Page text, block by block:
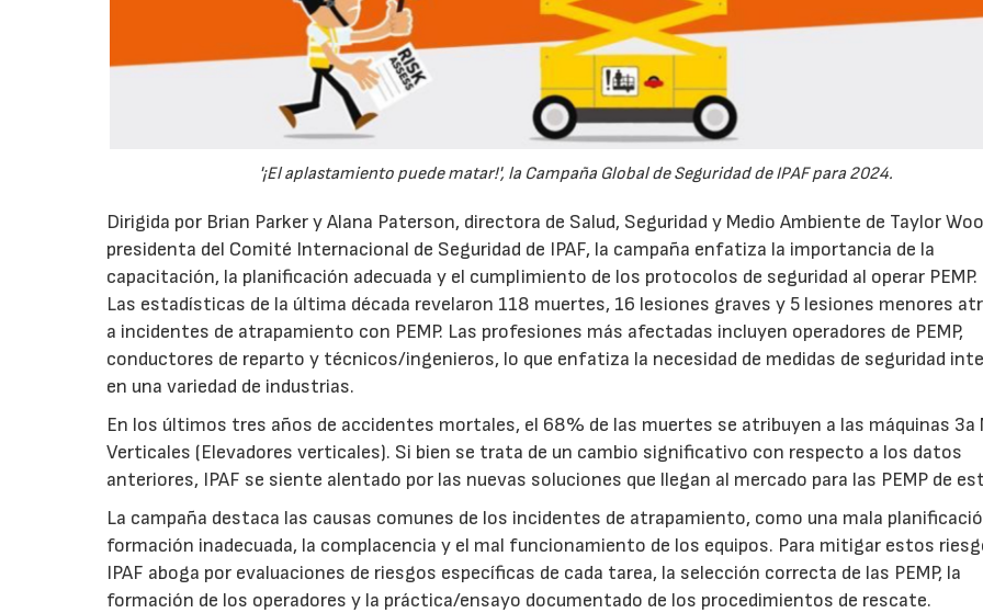
'¡El aplastamiento puede matar!', la Campaña Global de Seguridad de IPAF para 2024.
Dirigida por Brian Parker y Alana Paterson, directora de Salud, Seguridad y Medio Ambiente de Taylor
presidenta del Comité Internacional de Seguridad de IPAF, la campaña enfatiza la importancia de la
capacitación, la planificación adecuada y el cumplimiento de los protocolos de seguridad al operar PEMP.
Las estadísticas de la última década revelaron 118 muertes, 16 lesiones graves y 5 lesiones menores
a incidentes de atrapamiento con PEMP. Las profesiones más afectadas incluyen operadores de PEMP,
conductores de reparto y técnicos/ingenieros, lo que enfatiza la necesidad de medidas de seguridad
en una variedad de industrias.
En los últimos tres años de accidentes mortales, el 68% de las muertes se atribuyen a las máquinas 3a
Verticales (Elevadores verticales). Si bien se trata de un cambio significativo con respecto a los datos
anteriores, IPAF se siente alentado por las nuevas soluciones que llegan al mercado para las PEMP de
La campaña destaca las causas comunes de los incidentes de atrapamiento, como una mala
formación inadecuada, la complacencia y el mal funcionamiento de los equipos. Para mitigar estos
IPAF aboga por evaluaciones de riesgos específicas de cada tarea, la selección correcta de las PEMP, la
formación de los operadores y la práctica/ensayo documentado de los procedimientos de rescate.